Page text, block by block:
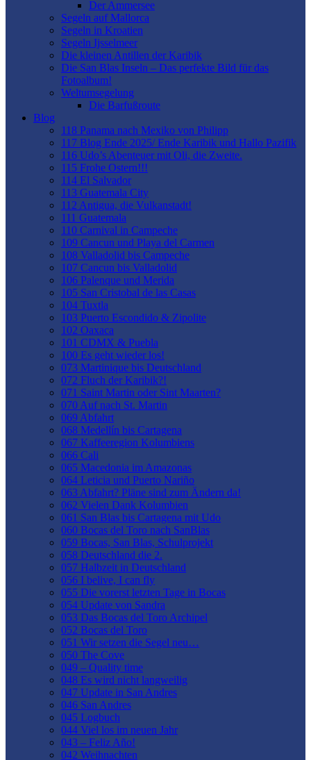
Der Ammersee
Segeln auf Mallorca
Segeln in Kroatien
Segeln Ijsselmeer
Die kleinen Antillen der Karibik
Die San Blas Inseln – Das perfekte Bild für das
Fotoalbum!
Weltumsegelung
Die Barfußroute
Blog
118 Panama nach Mexiko von Philipp
117 Blog Ende 2025/ Ende Karibik und Hallo Pazifik
116 Udo’s Abenteuer mit Oli, die Zweite.
115 Frohe Ostern!!!
114 El Salvador
113 Guatemala City
112 Antigua, die Vulkanstadt!
111 Guatemala
110 Carnival in Campeche
109 Cancun und Playa del Carmen
108 Valladolid bis Campeche
107 Cancun bis Valladolid
106 Palenque und Merida
105 San Cristobal de las Casas
104 Tuxtla
103 Puerto Escondido & Zipolite
102 Oaxaca
101 CDMX & Puebla
100 Es geht wieder los!
073 Martinique bis Deutschland
072 Fluch der Karibik?!
071 Saint Martin oder Sint Maarten?
070 Auf nach St. Martin
069 Abfahrt
068 Medellín bis Cartagena
067 Kaffeeregion Kolumbiens
066 Cali
065 Macedonia im Amazonas
064 Leticia und Puerto Nariño
063 Abfahrt? Pläne sind zum Ändern da!
062 Vielen Dank Kolumbien
061 San Blas bis Cartagena mit Udo
060 Bocas del Toro nach SanBlas
059 Bocas, San Blas, Schulprojekt
058 Deutschland die 2.
057 Halbzeit in Deutschland
056 I belive, I can fly
055 Die vorerst letzten Tage in Bocas
054 Update von Sandra
053 Das Bocas del Toro Archipel
052 Bocas del Toro
051 Wir setzen die Segel neu…
050 The Cove
049 – Quality time
048 Es wird nicht langweilig
047 Update in San Andres
046 San Andres
045 Logbuch
044 Viel los im neuen Jahr
043 – Feliz Año!
042 Weihnachten